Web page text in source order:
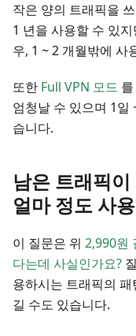
작은 양의 트래픽을
1 년을 사용할 수 있
우, 1 ~ 2 개월밖에 사
또한 Full VPN 모드
엄청날 수 있으며 1일
습니다.
남은 트래픽
얼마 정도 사
이 질문은 위 2,990원
다는데 사실인가요?
용하시는 트래픽의
길 수도 있습니다.